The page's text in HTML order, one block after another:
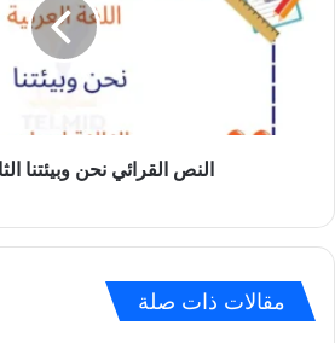
وبيئتنا
الثالثة
إعدادي
النص القرائي نحن وبيئتنا
مقالات ذات صلة